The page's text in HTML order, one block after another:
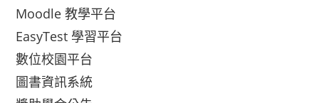
Moodle 教學平台
EasyTest 學習平台
數位校園平台
圖書資訊系統